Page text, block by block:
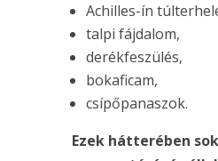
Achilles-ín
talpi fájdalom,
derékfeszülés,
bokaficam,
csípőpanaszok.
Ezek hátterében